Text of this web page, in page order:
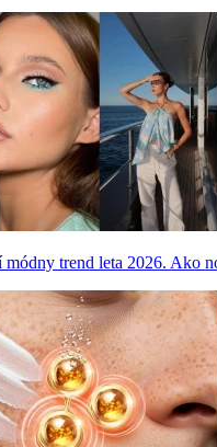
trend leta 2026. Ako